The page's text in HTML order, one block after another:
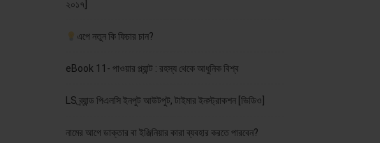
২০১৭]
এপে নতুন কি ফিচার চান?
eBook 11- পাওয়ার প্ল্যান্ট : রহস্য থেকে আধুনিক বিশ্ব
LS ব্র্যান্ড পিএলসি ইনপুট আউটপুট, টাইমার ইনস্ট্রাকশন [ভিডিও]
নামের আগে ডাক্তার বা ইঞ্জিনিয়ার কারা ব্যবহার করতে পারবেন?